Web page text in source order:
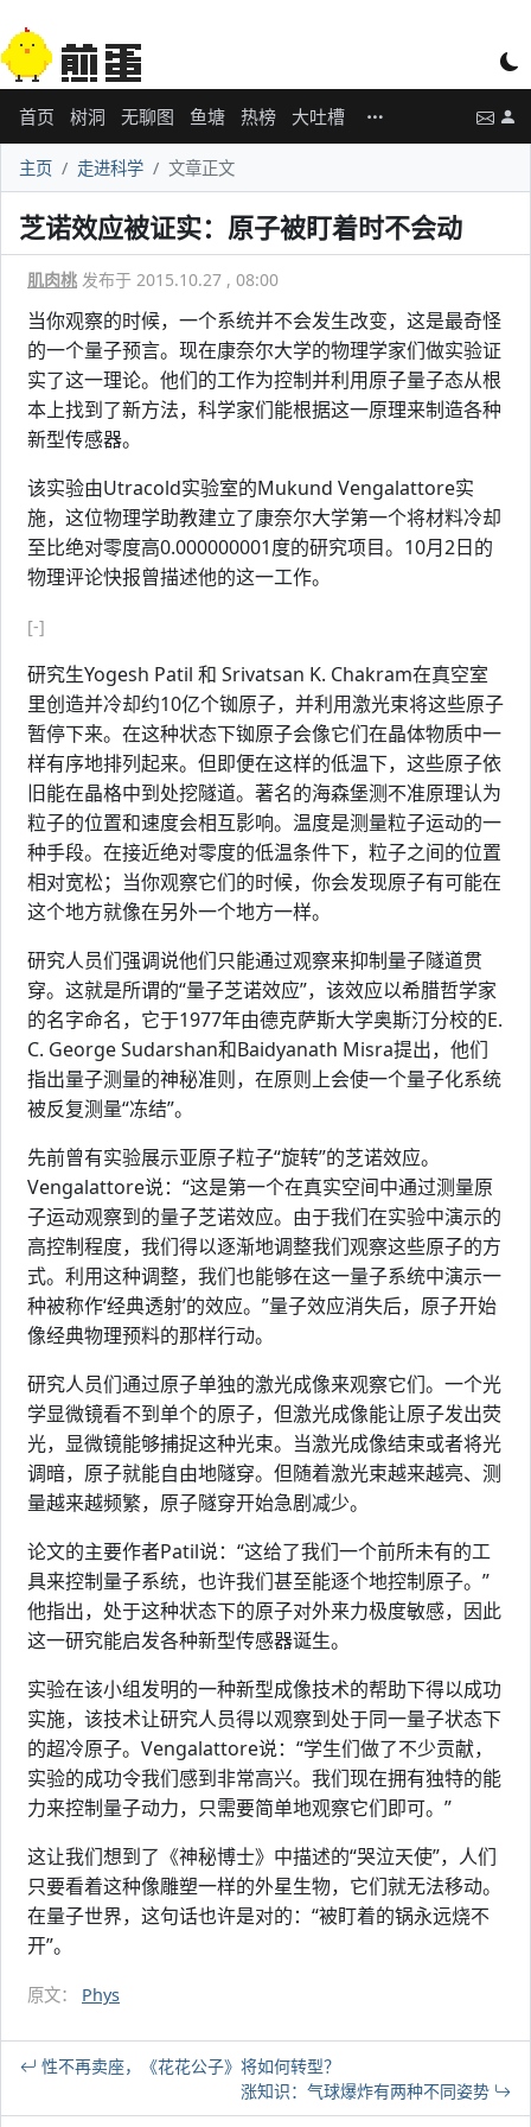
首页 树洞 无聊图 鱼塘 热榜 大吐槽
主页 走进科学 文章正文
芝诺效应被证实：原子被盯着时不会动
肌肉桃 发布于 2015.10.27 , 08:00
当你观察的时候，一个系统并不会发生改变，这是最奇怪
的一个量子预言。现在康奈尔大学的物理学家们做实验证
实了这一理论。他们的工作为控制并利用原子量子态从根
本上找到了新方法，科学家们能根据这一原理来制造各种
新型传感器。
该实验由Utracold实验室的Mukund Vengalattore实
施，这位物理学助教建立了康奈尔大学第一个将材料冷却
至比绝对零度高0.000000001度的研究项目。10月2日的
物理评论快报曾描述他的这一工作。
[-]
研究生Yogesh Patil 和 Srivatsan K. Chakram在真空室
里创造并冷却约10亿个铷原子，并利用激光束将这些原子
暂停下来。在这种状态下铷原子会像它们在晶体物质中一
样有序地排列起来。但即便在这样的低温下，这些原子依
旧能在晶格中到处挖隧道。著名的海森堡测不准原理认为
粒子的位置和速度会相互影响。温度是测量粒子运动的一
种手段。在接近绝对零度的低温条件下，粒子之间的位置
相对宽松；当你观察它们的时候，你会发现原子有可能在
这个地方就像在另外一个地方一样。
研究人员们强调说他们只能通过观察来抑制量子隧道贯
穿。这就是所谓的“量子芝诺效应”，该效应以希腊哲学家
的名字命名，它于1977年由德克萨斯大学奥斯汀分校的E.
C. George Sudarshan和Baidyanath Misra提出，他们
指出量子测量的神秘准则，在原则上会使一个量子化系统
被反复测量“冻结”。
先前曾有实验展示亚原子粒子“旋转”的芝诺效应。
Vengalattore说：“这是第一个在真实空间中通过测量原
子运动观察到的量子芝诺效应。由于我们在实验中演示的
高控制程度，我们得以逐渐地调整我们观察这些原子的方
式。利用这种调整，我们也能够在这一量子系统中演示一
种被称作‘经典透射’的效应。”量子效应消失后，原子开始
像经典物理预料的那样行动。
研究人员们通过原子单独的激光成像来观察它们。一个光
学显微镜看不到单个的原子，但激光成像能让原子发出荧
光，显微镜能够捕捉这种光束。当激光成像结束或者将光
调暗，原子就能自由地隧穿。但随着激光束越来越亮、测
量越来越频繁，原子隧穿开始急剧减少。
论文的主要作者Patil说：“这给了我们一个前所未有的工
具来控制量子系统，也许我们甚至能逐个地控制原子。”
他指出，处于这种状态下的原子对外来力极度敏感，因此
这一研究能启发各种新型传感器诞生。
实验在该小组发明的一种新型成像技术的帮助下得以成功
实施，该技术让研究人员得以观察到处于同一量子状态下
的超冷原子。Vengalattore说：“学生们做了不少贡献，
实验的成功令我们感到非常高兴。我们现在拥有独特的能
力来控制量子动力，只需要简单地观察它们即可。”
这让我们想到了《神秘博士》中描述的“哭泣天使”，人们
只要看着这种像雕塑一样的外星生物，它们就无法移动。
在量子世界，这句话也许是对的：“被盯着的锅永远烧不
开”。
原文： Phys
性不再卖座，《花花公子》将如何转型？
涨知识：气球爆炸有两种不同姿势